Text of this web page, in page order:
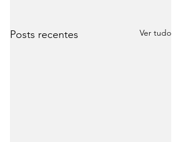
Posts recentes Ver tudo